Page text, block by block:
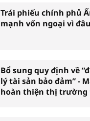
Trái phiếu chính phủ
mạnh vốn ngoại vì
Bổ sung quy định về
lý tài sản bảo đảm” -
hoàn thiện thị trường